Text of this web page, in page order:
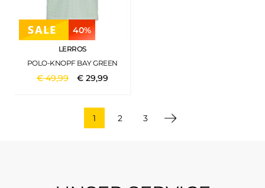
40%
LERROS
POLO-KNOPF BAY GREEN
€49,99 € 29,99
1 2 3